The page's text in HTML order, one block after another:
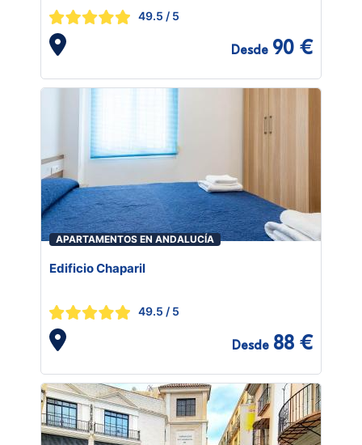
49.5 / 5
Desde 90 €
APARTAMENTOS EN ANDALUCÍA
Edificio Chaparil
49.5 / 5
Desde 88 €